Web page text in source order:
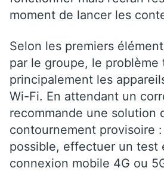
moment de lancer les
Selon les premiers
par le groupe, le problème
principalement les
Wi-Fi. En attendant un
recommande une solution
contournement provisoire
possible, effectuer un test
connexion mobile 4G ou